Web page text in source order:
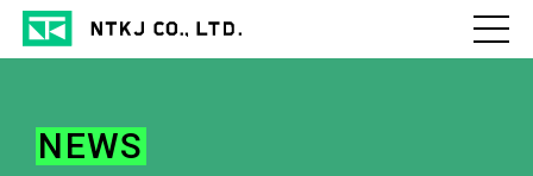
NEWS